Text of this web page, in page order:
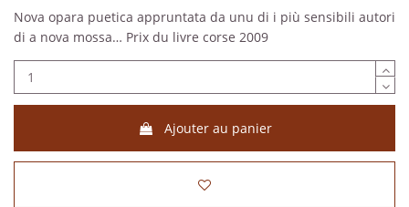
Nova opara puetica appruntata da unu di i più sensibili autori
di a nova mossa… Prix du livre corse 2009
Ajouter au panier